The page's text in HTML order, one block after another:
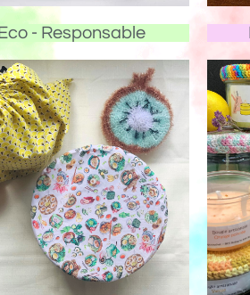
Eco - Responsable